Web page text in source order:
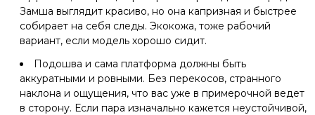
Замша выглядит красиво, но она капризная и быстрее
собирает на себя следы. Экокожа, тоже рабочий
вариант, если модель хорошо сидит.
Подошва и сама платформа должны быть
аккуратными и ровными. Без перекосов, странного
наклона и ощущения, что вас уже в примерочной ведет
в сторону. Если пара изначально кажется неустойчивой,